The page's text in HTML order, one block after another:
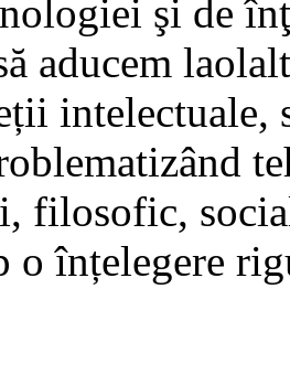
şi de
aducem
intelectuale,
filosofic,
o înțelegere